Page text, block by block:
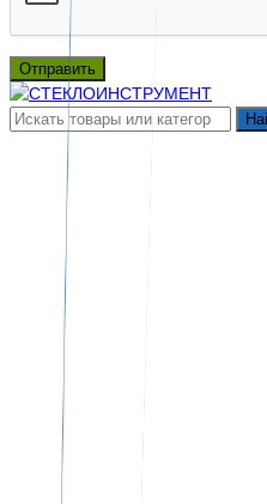
Отправить